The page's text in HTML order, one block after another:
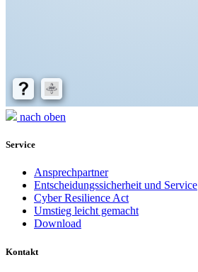
nach oben
Service
Ansprechpartner
Entscheidungssicherheit und Service
Cyber Resilience Act
Umstieg leicht gemacht
Download
Kontakt